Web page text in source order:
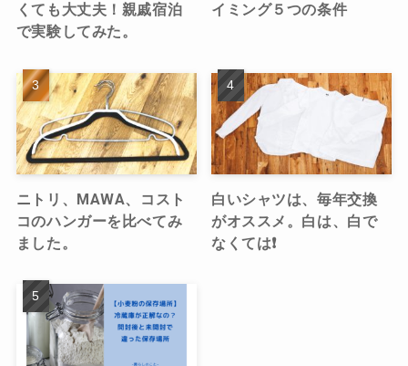
くても大丈夫！親戚宿泊
で実験してみた。
イミング５つの条件
ニトリ、MAWA、コスト
コのハンガーを比べてみ
ました。
白いシャツは、毎年交換
がオススメ。白は、白で
なくては❗️